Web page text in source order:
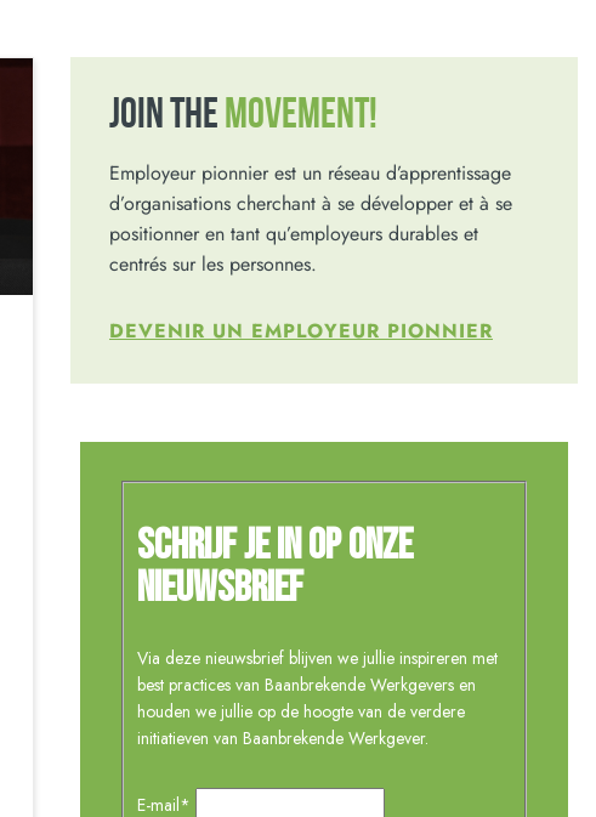
JOIN THE MOVEMENT!
Employeur pionnier est un réseau d’apprentissage
d’organisations cherchant à se développer et à se
positionner en tant qu’employeurs durables et
centrés sur les personnes.
DEVENIR UN EMPLOYEUR PIONNIER